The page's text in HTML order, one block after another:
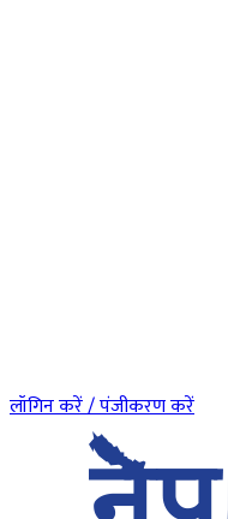
लॉगिन करें / पंजीकरण करें